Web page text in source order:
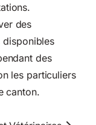
des
disponibles
des
les particuliers
canton.